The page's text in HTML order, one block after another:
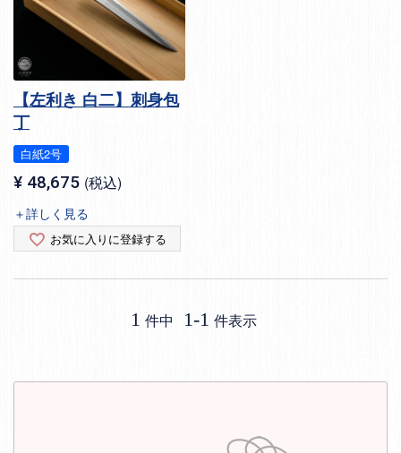
【左利き 白二】刺身包
丁
白紙2号
¥ 48,675 税込
＋詳しく見る
お気に入りに登録する
1 件中 1-1 件表示